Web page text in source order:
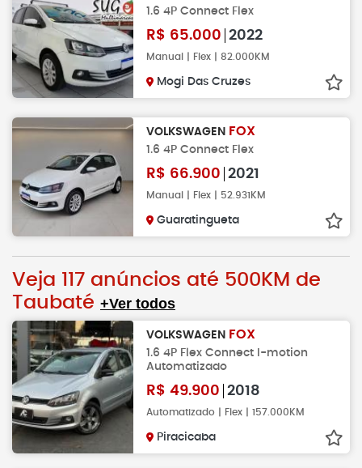
1.6 4P Connect Flex
R$ 65.000 2022
Manual | Flex | 82.000KM
Mogi Das Cruzes
VOLKSWAGEN FOX
1.6 4P Connect Flex
R$ 66.900 2021
Manual | Flex | 52.931KM
Guaratingueta
Veja 117 anúncios até 500KM de
Taubaté +Ver todos
VOLKSWAGEN FOX
1.6 4P Flex Connect I-motion
Automatizado
R$ 49.900 2018
Automatizado | Flex | 157.000KM
Piracicaba